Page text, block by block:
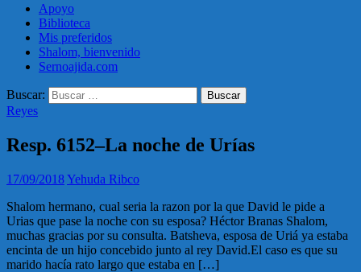
Apoyo
Biblioteca
Mis preferidos
Shalom, bienvenido
Sernoajida.com
Buscar:
Reyes
Resp. 6152–La noche de Urías
17/09/2018Yehuda Ribco
Shalom hermano, cual seria la razon por la que David le pide a
Urias que pase la noche con su esposa? Héctor Branas Shalom,
muchas gracias por su consulta. Batsheva, esposa de Uriá ya estaba
encinta de un hijo concebido junto al rey David.El caso es que su
marido hacía rato largo que estaba en […]